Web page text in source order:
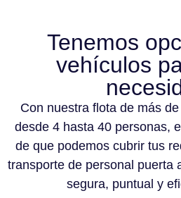
Tenemos
vehículos
Con nuestra flota de más
desde 4 hasta 40 personas,
de que podemos cubrir tus
transporte de personal puerta
segura, puntual y